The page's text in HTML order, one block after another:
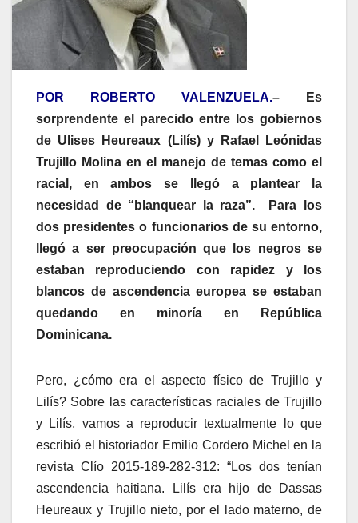
POR ROBERTO VALENZUELA.– Es
sorprendente el parecido entre los gobiernos
de Ulises Heureaux (Lilís) y Rafael Leónidas
Trujillo Molina en el manejo de temas como el
racial, en ambos se llegó a plantear la
necesidad de “blanquear la raza”. Para los
dos presidentes o funcionarios de su entorno,
llegó a ser preocupación que los negros se
estaban reproduciendo con rapidez y los
blancos de ascendencia europea se estaban
quedando en minoría en República
Dominicana.
Pero, ¿cómo era el aspecto físico de Trujillo y
Lilís? Sobre las características raciales de Trujillo
y Lilís, vamos a reproducir textualmente lo que
escribió el historiador Emilio Cordero Michel en la
revista Clío 2015-189-282-312: “Los dos tenían
ascendencia haitiana. Lilís era hijo de Dassas
Heureaux y Trujillo nieto, por el lado materno, de